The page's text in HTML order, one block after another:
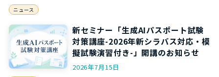
ニュース
新セミナー「生成AIパスポート試験
対策講座-2026年新シラバス対応・模
擬試験演習付き-」開講のお知らせ
2026年7月15日